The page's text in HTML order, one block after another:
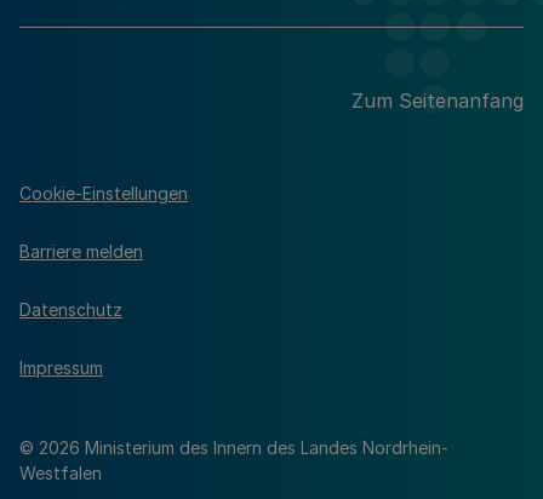
Zum Seitenanfang
© 2026 Ministerium des Innern des Landes Nordrhein-
Westfalen
Cookie-Einstellungen
Barriere melden
Datenschutz
Impressum